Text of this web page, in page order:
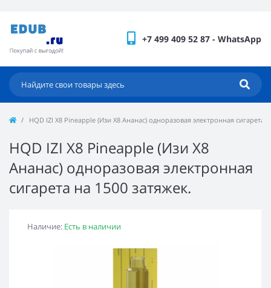
+7 499 409 52 87 - WhatsApp
HQD IZI X8 Pineapple (Изи Х8 Ананас) одноразовая электронная сигарета
HQD IZI X8 Pineapple (Изи Х8
Ананас) одноразовая электронная
сигарета на 1500 затяжек.
Наличие: Есть в наличии